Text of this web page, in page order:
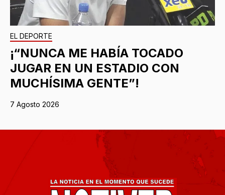
EL DEPORTE
¡“NUNCA ME HABÍA TOCADO
JUGAR EN UN ESTADIO CON
MUCHÍSIMA GENTE”!
7 Agosto 2026